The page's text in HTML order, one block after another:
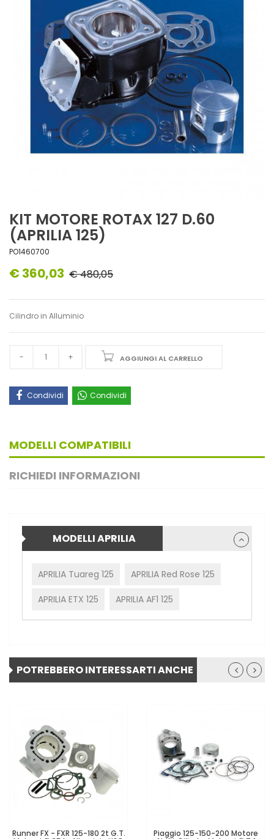
KIT MOTORE ROTAX 127 D.60
(APRILIA 125)
PO1460700
€ 360,03 € 480,05
Cilindro in Alluminio
AGGIUNGI AL CARRELLO
Condividi Condividi
MODELLI COMPATIBILI
RICHIEDI INFORMAZIONI
MODELLI APRILIA
APRILIA Tuareg 125 APRILIA Red Rose 125
APRILIA ETX 125 APRILIA AF1 125
POTREBBERO INTERESSARTI ANCHE
Runner FX - FXR 125-180 2t G.T. Piaggio 125-150-200 Motore